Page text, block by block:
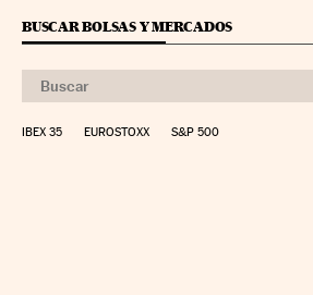
BUSCAR BOLSAS Y MERCADOS
IBEX 35 EUROSTOXX S&P 500